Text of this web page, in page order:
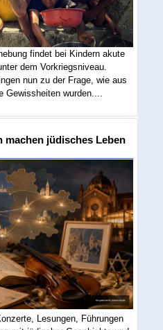
findet bei Kindern akute
dem Vorkriegsniveau.
nun zu der Frage, wie aus
Gewissheiten wurden....
machen jüdisches Leben
Lesungen, Führungen